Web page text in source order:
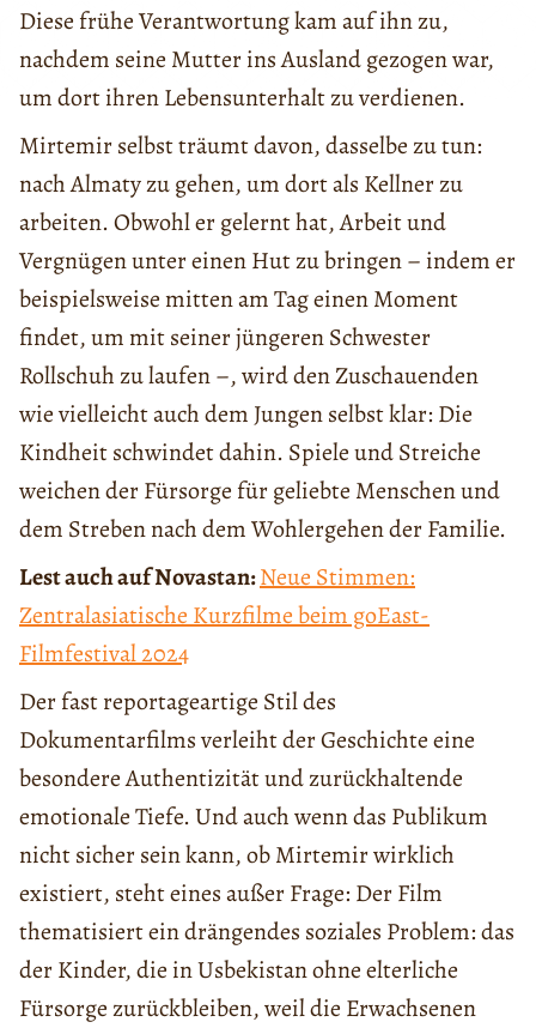
Diese frühe Verantwortung kam auf ihn zu,
nachdem seine Mutter ins Ausland gezogen war,
um dort ihren Lebensunterhalt zu verdienen.
Mirtemir selbst träumt davon, dasselbe zu tun:
nach Almaty zu gehen, um dort als Kellner zu
arbeiten. Obwohl er gelernt hat, Arbeit und
Vergnügen unter einen Hut zu bringen – indem er
beispielsweise mitten am Tag einen Moment
findet, um mit seiner jüngeren Schwester
Rollschuh zu laufen –, wird den Zuschauenden
wie vielleicht auch dem Jungen selbst klar: Die
Kindheit schwindet dahin. Spiele und Streiche
weichen der Fürsorge für geliebte Menschen und
dem Streben nach dem Wohlergehen der Familie.
Lest auch auf Novastan:Neue Stimmen:
Zentralasiatische Kurzfilme beim goEast-
Filmfestival 2024
Der fast reportageartige Stil des
Dokumentarfilms verleiht der Geschichte eine
besondere Authentizität und zurückhaltende
emotionale Tiefe. Und auch wenn das Publikum
nicht sicher sein kann, ob Mirtemir wirklich
existiert, steht eines außer Frage: Der Film
thematisiert ein drängendes soziales Problem: das
der Kinder, die in Usbekistan ohne elterliche
Fürsorge zurückbleiben, weil die Erwachsenen